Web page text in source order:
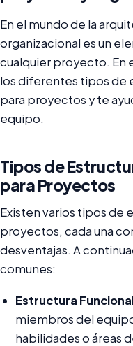
En el mundo de la
organizacional es un
cualquier proyecto. En
los diferentes tipos de
para proyectos y te
equipo.
Tipos de
para Proyectos
Existen varios tipos de
proyectos, cada una
desventajas. A
comunes:
Estructura
miembros del
habilidades o áreas